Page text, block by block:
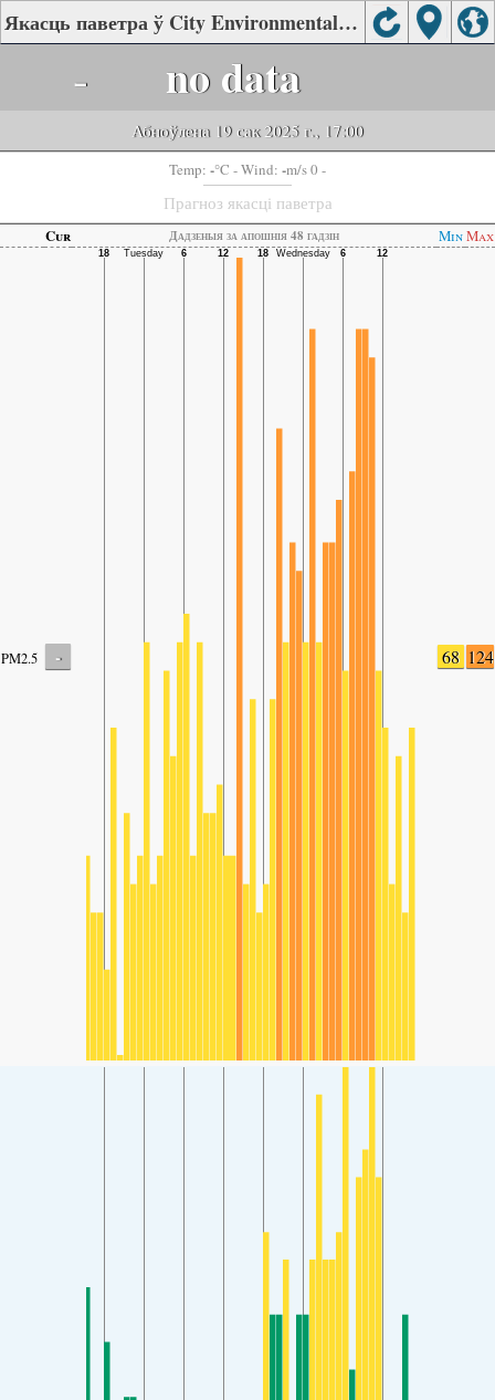
Якасць паветра ў City Environmental Monitoring Station, Nanchong
- no data
Абноўлена 19 сак 2025 г., 17:00
Temp: -°C - Wind: -m/s 0 -
Прагноз якасці паветра
Cur Дадзеныя за апошнія 48 гадзін MinMax
PM2.5 - 68 124